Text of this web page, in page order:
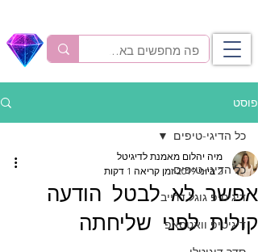
פוסט
כל הדיגי-טיפים
דיגיטיפ גוגל דרייב
דיגיטיפ וואטסאפ
כל הדיגי-טיפים
אפשר לא לבטל הודעה
קולית לפני שליחתה
מיה יהלום מאמנת לדיגיטל
2 ביוני 2019
זמן קריאה 1 דקות